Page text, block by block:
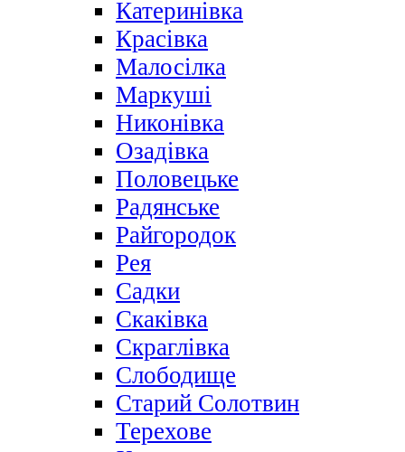
Катеринівка
Красівка
Малосілка
Маркуші
Никонівка
Озадівка
Половецьке
Радянське
Райгородок
Рея
Садки
Скаківка
Скраглівка
Слободище
Старий Солотвин
Терехове